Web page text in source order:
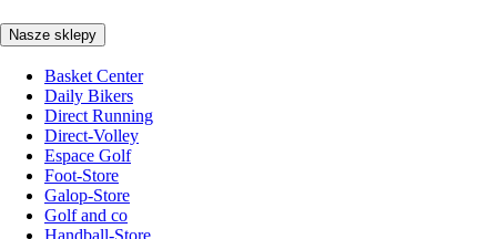
Nasze sklepy
Basket Center
Daily Bikers
Direct Running
Direct-Volley
Espace Golf
Foot-Store
Galop-Store
Golf and co